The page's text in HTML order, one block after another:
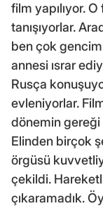
film yapılıyor.
tanışıyorlar.
ben çok
annesi ısrar
Rusça
evleniyorlar.
dönemin gereği
Elinden birçok
örgüsü
çekildi.
çıkaramadık.